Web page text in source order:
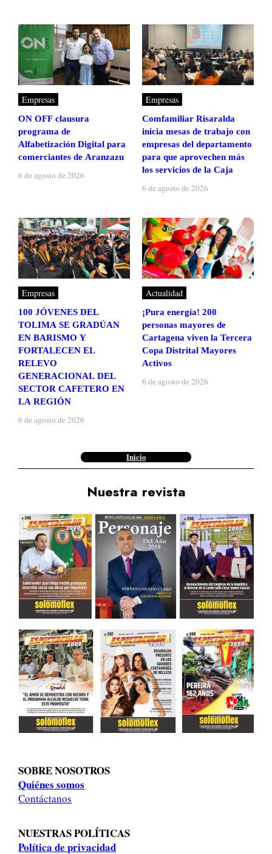
Empresas
ON OFF clausura
programa de
Alfabetización Digital para
comerciantes de Aranzazu
6 de agosto de 2026
Empresas
Comfamiliar Risaralda
inicia mesas de trabajo con
empresas del departamento
para que aprovechen más
los servicios de la Caja
6 de agosto de 2026
Empresas
100 JÓVENES DEL
TOLIMA SE GRADÚAN
EN BARISMO Y
FORTALECEN EL
RELEVO
GENERACIONAL DEL
SECTOR CAFETERO EN
LA REGIÓN
6 de agosto de 2026
Actualidad
¡Pura energía! 200
personas mayores de
Cartagena viven la Tercera
Copa Distrital Mayores
Activos
6 de agosto de 2026
Inicio
Nuestra revista
SOBRE NOSOTROS
Quiénes somos
Contáctanos
NUESTRAS POLÍTICAS
Política de privacidad